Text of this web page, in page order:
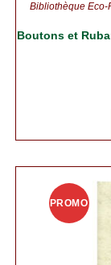
Bibliothèque Éco-
Boutons et
PROMO